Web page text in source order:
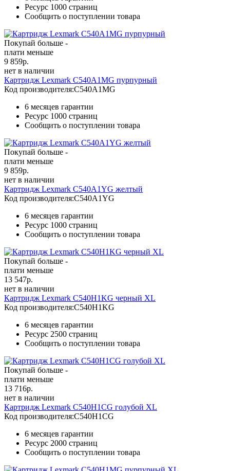
Ресурс 1000 страниц
Сообщить о поступлении товара
Покупай больше -
плати меньше
9 859р.
нет в наличии
Картридж Lexmark C540A1MG пурпурный
Код производителя:C540A1MG
6 месяцев гарантии
Ресурс 1000 страниц
Сообщить о поступлении товара
Покупай больше -
плати меньше
9 859р.
нет в наличии
Картридж Lexmark C540A1YG желтый
Код производителя:C540A1YG
6 месяцев гарантии
Ресурс 1000 страниц
Сообщить о поступлении товара
Покупай больше -
плати меньше
13 547р.
нет в наличии
Картридж Lexmark C540H1KG черный XL
Код производителя:C540H1KG
6 месяцев гарантии
Ресурс 2500 страниц
Сообщить о поступлении товара
Покупай больше -
плати меньше
13 716р.
нет в наличии
Картридж Lexmark C540H1CG голубой XL
Код производителя:C540H1CG
6 месяцев гарантии
Ресурс 2000 страниц
Сообщить о поступлении товара